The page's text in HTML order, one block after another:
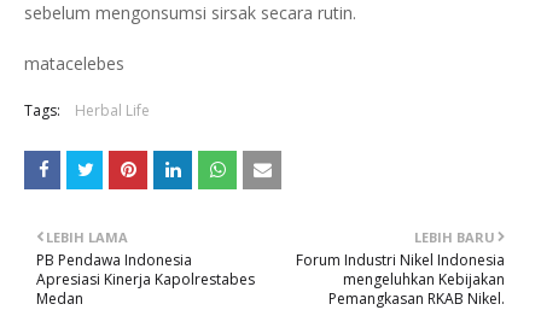
sebelum mengonsumsi sirsak secara rutin.
matacelebes
Tags: Herbal Life
LEBIH BARU
Forum Industri Nikel Indonesia
mengeluhkan Kebijakan
Pemangkasan RKAB Nikel.
LEBIH LAMA
PB Pendawa Indonesia
Apresiasi Kinerja Kapolrestabes
Medan